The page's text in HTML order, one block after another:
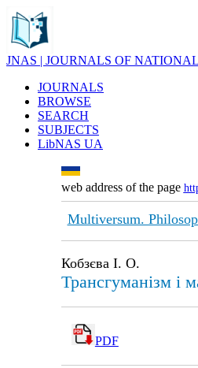
JNAS | JOURNALS OF
JOURNALS
BROWSE
SEARCH
SUBJECTS
LibNAS UA
web address of the page
Multiversum.
Кобзєва І. О.
Трансгуманізм і
PDF